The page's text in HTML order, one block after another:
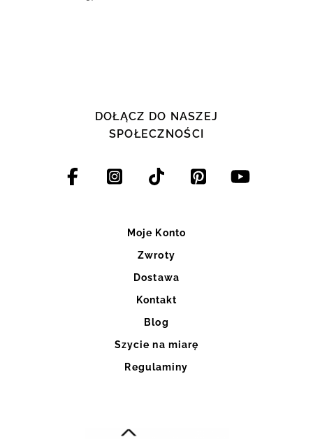
DOŁĄCZ DO NASZEJ
SPOŁECZNOŚCI
Moje Konto
Zwroty
Dostawa
Kontakt
Blog
Szycie na miarę
Regulaminy